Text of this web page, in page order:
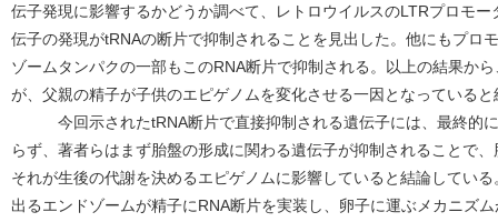
伝子発現に影響するかどうか調べて、レトロウイルスのLTRプロモ
伝子の発現がtRNAの断片で抑制されることを見出した。他にもプロ
ゾームタンパクの一部もこのRNA断片で抑制される。以上の結果か
が、父親の精子が子供のエピゲノムを変化させる一因となっている
今回示されたtRNA断片で直接抑制される遺伝子には、最終的に
らず、著者らはまず胎盤の形成に関わる遺伝子が抑制されることで
それが生後の代謝を決めるエピゲノムに影響していると結論してい
出るエンドゾームが精子にRNA断片を実装し、卵子に運ぶメカニズ